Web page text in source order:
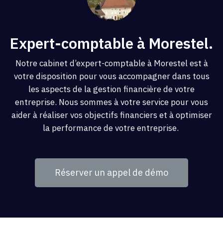
Expert-comptable à Morestel.
Notre cabinet d’expert-comptable à Morestel est à
votre disposition pour vous accompagner dans tous
les aspects de la gestion financière de votre
entreprise. Nous sommes à votre service pour vous
aider à réaliser vos objectifs financiers et à optimiser
la performance de votre entreprise.
Réserver un appel de démo